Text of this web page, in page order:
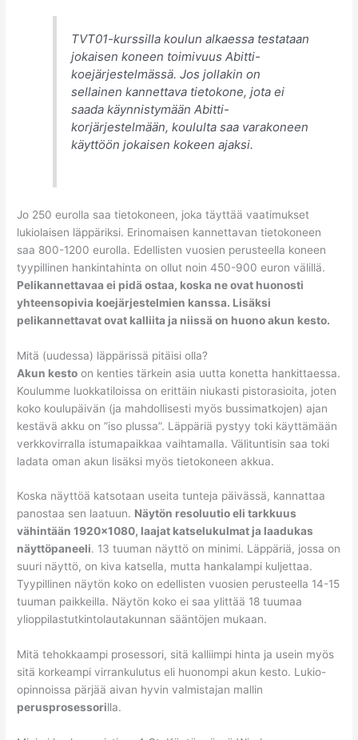
TVT01-kurssilla koulun alkaessa testataan
jokaisen koneen toimivuus Abitti-
koejärjestelmässä. Jos jollakin on
sellainen kannettava tietokone, jota ei
saada käynnistymään Abitti-
korjärjestelmään, koululta saa varakoneen
käyttöön jokaisen kokeen ajaksi.
Jo 250 eurolla saa tietokoneen, joka täyttää vaatimukset
lukiolaisen läppäriksi. Erinomaisen kannettavan tietokoneen
saa 800-1200 eurolla. Edellisten vuosien perusteella koneen
tyypillinen hankintahinta on ollut noin 450-900 euron välillä.
Pelikannettavaa ei pidä ostaa, koska ne ovat huonosti
yhteensopivia koejärjestelmien kanssa. Lisäksi
pelikannettavat ovat kalliita ja niissä on huono akun kesto.
Mitä (uudessa) läppärissä pitäisi olla?
Akun kesto on kenties tärkein asia uutta konetta hankittaessa.
Koulumme luokkatiloissa on erittäin niukasti pistorasioita, joten
koko koulupäivän (ja mahdollisesti myös bussimatkojen) ajan
kestävä akku on ”iso plussa”. Läppäriä pystyy toki käyttämään
verkkovirralla istumapaikkaa vaihtamalla. Välituntisin saa toki
ladata oman akun lisäksi myös tietokoneen akkua.
Koska näyttöä katsotaan useita tunteja päivässä, kannattaa
panostaa sen laatuun. Näytön resoluutio eli tarkkuus
vähintään 1920×1080, laajat katselukulmat ja laadukas
näyttöpaneeli. 13 tuuman näyttö on minimi. Läppäriä, jossa on
suuri näyttö, on kiva katsella, mutta hankalampi kuljettaa.
Tyypillinen näytön koko on edellisten vuosien perusteella 14-15
tuuman paikkeilla. Näytön koko ei saa ylittää 18 tuumaa
ylioppilastutkintolautakunnan sääntöjen mukaan.
Mitä tehokkaampi prosessori, sitä kalliimpi hinta ja usein myös
sitä korkeampi virrankulutus eli huonompi akun kesto. Lukio-
opinnoissa pärjää aivan hyvin valmistajan mallin
perusprosessorilla.